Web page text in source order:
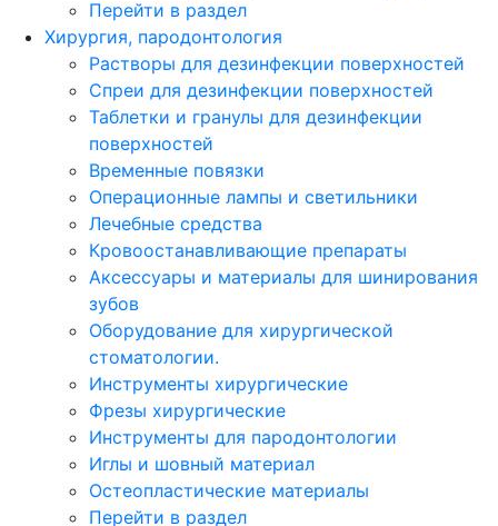
Перейти в раздел
Хирургия, пародонтология
Растворы для дезинфекции поверхностей
Спреи для дезинфекции поверхностей
Таблетки и гранулы для дезинфекции
поверхностей
Временные повязки
Операционные лампы и светильники
Лечебные средства
Кровоостанавливающие препараты
Аксессуары и материалы для шинирования
зубов
Оборудование для хирургической
стоматологии.
Инструменты хирургические
Фрезы хирургические
Инструменты для пародонтологии
Иглы и шовный материал
Остеопластические материалы
Перейти в раздел